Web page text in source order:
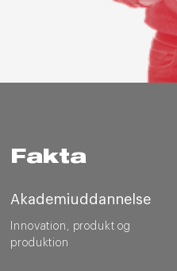
Fakta
Akademiuddannelse
Innovation, produkt og
produktion